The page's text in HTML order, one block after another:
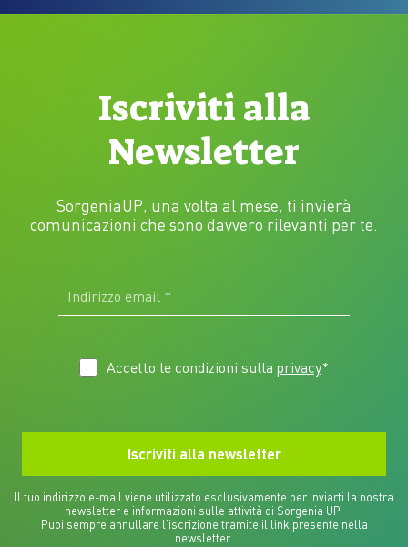
Iscriviti alla
Newsletter
SorgeniaUP, una volta al mese, ti invierà
comunicazioni che sono davvero rilevanti per te.
Accetto le condizioni sulla privacy*
Il tuo indirizzo e-mail viene utilizzato esclusivamente per inviarti la nostra
newsletter e informazioni sulle attività di Sorgenia UP.
Puoi sempre annullare l'iscrizione tramite il link presente nella
newsletter.